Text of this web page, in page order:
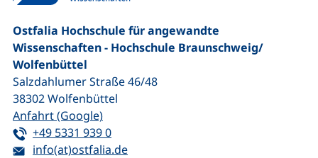
Ostfalia Hochschule für angewandte
Wissenschaften - Hochschule Braunschweig/​
Wolfenbüttel
Salzdahlumer Straße 46/48
38302Wolfenbüttel
Anfahrt (Google)(externer Link, öffnet neues Fenster)
Tel:
+49 5331 939 0(startet einen Telefonanruf, wenn Ihr
E-Mail:
info(at)ostfalia.de(öffnet Ihr E-Mail-Programm)